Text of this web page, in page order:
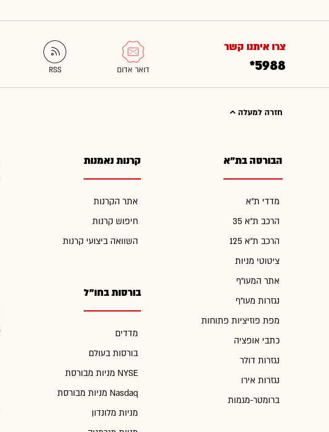
צרו איתנו קשר
*5988
חזרה למעלה
הבורסה בת"א
מדדי ת"א
הרכב ת"א 35
הרכב ת"א 125
ציטוטי מניות
אתר המעו"ף
נגזרות מעו"ף
מפת פוזיציות פתוחות
כתבי אופציה
נגזרות דולר
נגזרות אירו
ברומטר-מגמות
קרנות נאמנות
אתר הקרנות
חיפוש קרנות
השוואה ביצועי קרנות
בורסות בחו"ל
מדדים
בורסות בעולם
מניות מבורסת NYSE
מניות מבורסת Nasdaq
מניות מלונדון